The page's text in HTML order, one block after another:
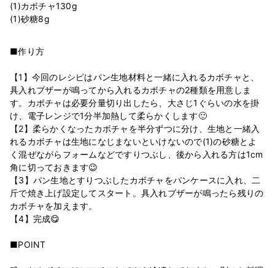
(1)カボチャ130g
■作り方
【1】今回のレシピはパン生地材料と一緒に入れるカボチャと、
具入れブザーが鳴ってから入れるカボチャの2種類を用意しま
す。カボチャは必要分量切り出したら、大さじ1ぐらいの水を掛
け、電子レンジで1分半加熱して柔らかくします🙂
【2】柔らかくなったカボチャを半分ずつに分け、生地と一緒入
れるカボチャは生地になじまないといけないので(1)の砂糖とよ
く混ぜながらフォームなどですりつぶし、後から入れる方は1cm
角に切っておきます😉
【3】パン生地とすりつぶしたカボチャをパンケースに入れ、二
斤で焼き上げ設定してスタート。具入れブザーが鳴ったら残りの
カボチャを加えます。
【4】完成😋
■POINT